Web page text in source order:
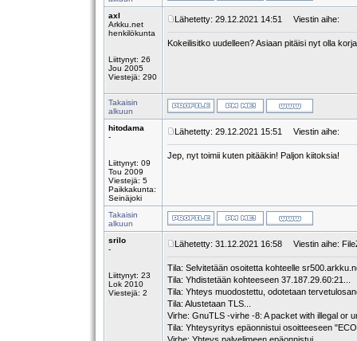
axl
Arkku.net
henkilökunta
Liittynyt: 26
Jou 2005
Viestejä: 290
Lähetetty: 29.12.2021 14:51 Viestin aihe:
Kokeilisitko uudelleen? Asiaan pitäisi nyt olla
Takaisin
alkuun
hitodama
-
Liittynyt: 09
Tou 2009
Viestejä: 5
Paikkakunta:
Seinäjoki
Lähetetty: 29.12.2021 15:51 Viestin aihe:
Jep, nyt toimii kuten pitääkin! Paljon kiitoksia!
Takaisin
alkuun
srilo
-
Liittynyt: 23
Lok 2010
Viestejä: 2
Lähetetty: 31.12.2021 16:58 Viestin aihe:
Tila: Selvitetään osoitetta kohteelle
Tila: Yhdistetään kohteeseen 37.187.29.60:21...
Tila: Yhteys muodostettu, odotetaan
Tila: Alustetaan TLS...
Virhe: GnuTLS -virhe -8: A packet with illegal or
Tila: Yhteysyritys epäonnistui osoitteeseen